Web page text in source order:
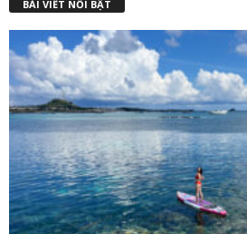
BÀI VIẾT NỔI BẬT